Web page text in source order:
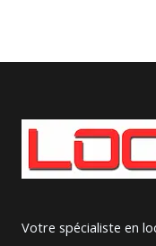
Votre spécialiste en